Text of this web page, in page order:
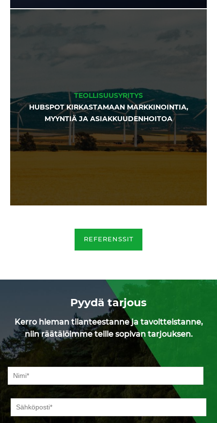
TEOLLISUUSYRITYS
HUBSPOT KIRKASTAMAAN MARKKINOINTIA,
MYYNTIÄ JA ASIAKKUUDENHOITOA
REFERENSSIT
Pyydä tarjous
Kerro hieman tilanteestanne ja tavoitteistanne,
niin räätälöimme teille sopivan tarjouksen.